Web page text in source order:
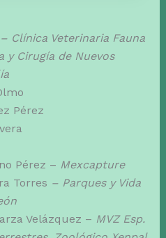
– Clínica Veterinaria Fauna
y Cirugía de Nuevos
Pérez
Pérez – Mexcapture
Torres – Parques y Vida
Velázquez – MVZ Esp.